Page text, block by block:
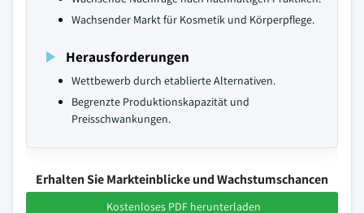
Wachsender Markt für Kosmetik und Körperpflege.
Herausforderungen
Wettbewerb durch etablierte Alternativen.
Begrenzte Produktionskapazität und
Preisschwankungen.
Erhalten Sie Markteinblicke und Wachstumschancen
Kostenloses PDF herunterladen